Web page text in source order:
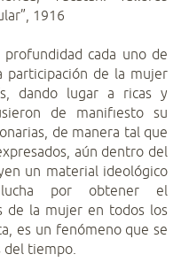
1916
profundidad cada uno de
participación de la mujer
dando lugar a ricas y
de manifiesto su
de manera tal que
aún dentro del
un material ideológico
por obtener el
de la mujer en todos los
es un fenómeno que se
del tiempo.